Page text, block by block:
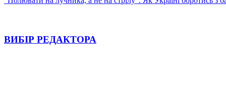
ВИБІР РЕДАКТОРА